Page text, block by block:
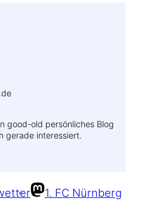
good-old persönliches Blog
gerade interessiert.
1. FC Nürnberg